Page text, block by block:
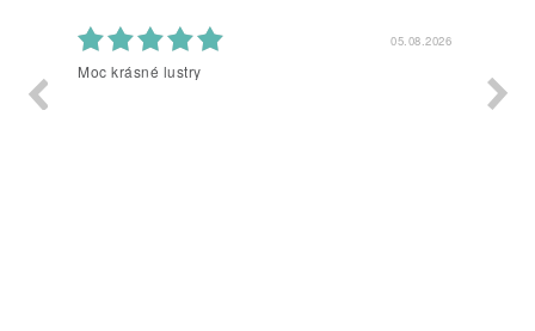
05.08.2026
Moc krásné lustry